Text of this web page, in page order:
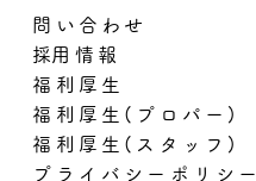
問い合わせ​
​採用情報
福利厚生
福利厚生(プロパー)
福利厚生(スタッフ)
プライバシーポリシー